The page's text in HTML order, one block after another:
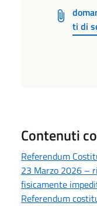
ti di
Contenuti
Referendum
23 Marzo 2026 –
fisicamente
Referendum